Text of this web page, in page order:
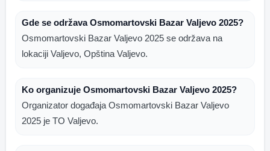
Gde se održava Osmomartovski Bazar Valjevo 2025?
Osmomartovski Bazar Valjevo 2025 se održava na
lokaciji Valjevo, Opština Valjevo.
Ko organizuje Osmomartovski Bazar Valjevo 2025?
Organizator događaja Osmomartovski Bazar Valjevo
2025 je TO Valjevo.